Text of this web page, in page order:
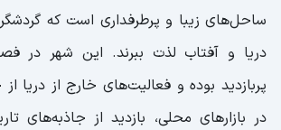
ساحل‌های زیبا و پرطرفداری است که
دریا و آفتاب لذت ببرند. این شهر در
پربازدید بوده و فعالیت‌های خارج از دریا
در بازارهای محلی، بازدید از جاذبه‌های